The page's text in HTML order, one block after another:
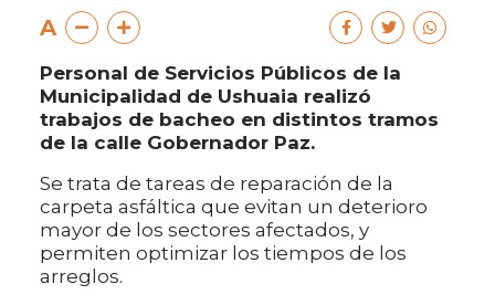
A
Personal de Servicios Públicos de la
Municipalidad de Ushuaia realizó
trabajos de bacheo en distintos tramos
de la calle Gobernador Paz.
Se trata de tareas de reparación de la
carpeta asfáltica que evitan un deterioro
mayor de los sectores afectados, y
permiten optimizar los tiempos de los
arreglos.